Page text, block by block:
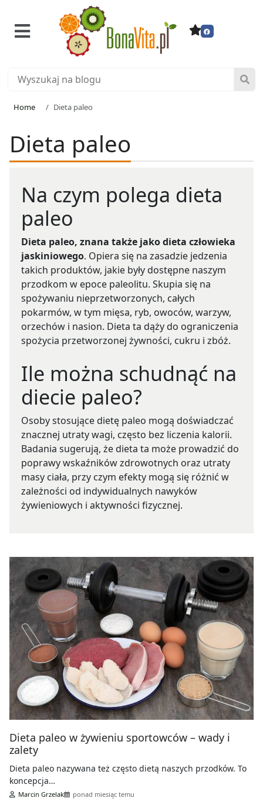
Home Dieta paleo
Dieta paleo
Na czym polega dieta
paleo
Dieta paleo, znana także jako dieta człowieka
jaskiniowego. Opiera się na zasadzie jedzenia
takich produktów, jakie były dostępne naszym
przodkom w epoce paleolitu. Skupia się na
spożywaniu nieprzetworzonych, całych
pokarmów, w tym mięsa, ryb, owoców, warzyw,
orzechów i nasion. Dieta ta dąży do ograniczenia
spożycia przetworzonej żywności, cukru i zbóż.
Ile można schudnąć na
diecie paleo?
Osoby stosujące dietę paleo mogą doświadczać
znacznej utraty wagi, często bez liczenia kalorii.
Badania sugerują, że dieta ta może prowadzić do
poprawy wskaźników zdrowotnych oraz utraty
masy ciała, przy czym efekty mogą się różnić w
zależności od indywidualnych nawyków
żywieniowych i aktywności fizycznej.
Dieta paleo w żywieniu sportowców – wady i
zalety
Dieta paleo nazywana też często dietą naszych przodków. To
koncepcja…
Marcin Grzelak ponad miesiąc temu